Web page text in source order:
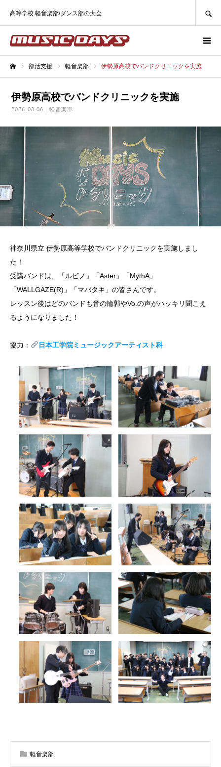
高等学校 軽音楽部/ダンス部の大会
部活支援 軽音楽部 伊勢原高校でバンドクリニックを実施
伊勢原高校でバンドクリニックを実施
2026.03.06 軽音楽部
神奈川県立 伊勢原高等学校でバンドクリニックを実施しまし
た！
受講バンドは、「ルビノ」「Aster」「MythA」
「WALLGAZE(R)」「マバタキ」の皆さんです。
レッスン後はどのバンドも音の輪郭やVo.の声がハッキリ聞こえ
るようになりました！
協力： 日本工学院ミュージックアーティスト科
軽音楽部